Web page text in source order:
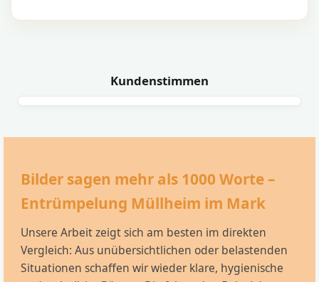
Kundenstimmen
Bilder sagen mehr als 1000 Worte –
Entrümpelung Müllheim im Mark
Unsere Arbeit zeigt sich am besten im direkten
Vergleich: Aus unübersichtlichen oder belastenden
Situationen schaffen wir wieder klare, hygienische